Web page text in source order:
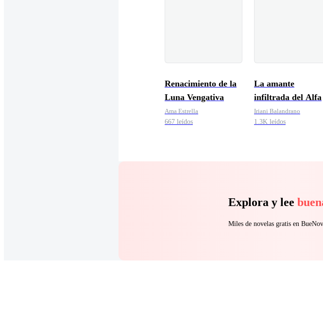
Renacimiento de la
Luna Vengativa
Ama Estrella
667 leídos
La amante
infiltrada del Alfa
Iriani Balandrano
1.3K leídos
Explora y lee
Miles de novelas gratis en